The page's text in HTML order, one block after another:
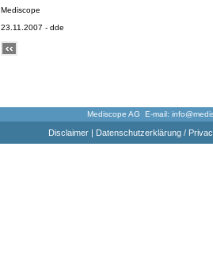
Mediscope
23.11.2007 - dde
Mediscope AG E-mail:
Disclaimer| Datenschutzerklärung /